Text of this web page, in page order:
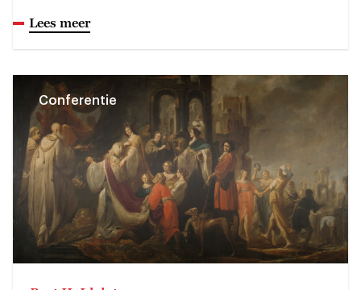
Lees meer
Conferentie